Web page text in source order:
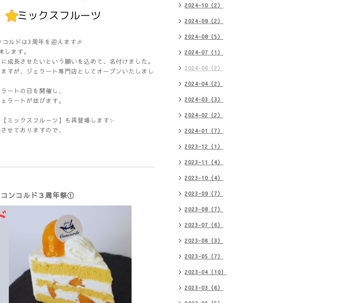
ルドは3周年を迎えます🎉
ます。
成長させたいという願いを込めて、名付けました。
すが、ジェラート専門店としてオープンいたしまし
ートの日を開催し、
ラートが並びます。
ミックスフルーツ】も再登場します✨
せておりますので、
ンコルド３周年祭①
2024-10（2）
2024-09（2）
2024-08（5）
2024-07（1）
2024-06（2）
2024-04（2）
2024-03（3）
2024-02（2）
2024-01（7）
2023-12（1）
2023-11（4）
2023-10（4）
2023-09（7）
2023-08（7）
2023-07（6）
2023-06（3）
2023-05（7）
2023-04（10）
2023-03（6）